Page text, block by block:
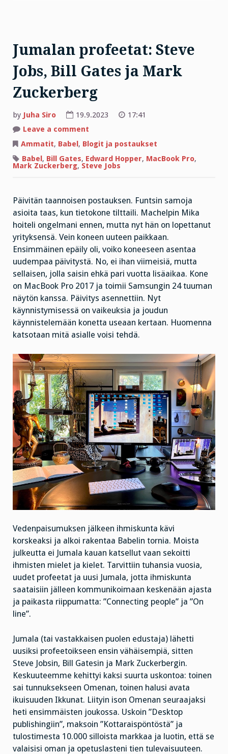
Jumalan profeetat: Steve
Jobs, Bill Gates ja Mark
Zuckerberg
by Juha Siro 19.9.2023
17:41
Leave a comment
profeetat:
Steve
Jobs,
Bill
Gates
Ammatit, Babel , Blogit ja postaukset
Babel, Bill Gates, Edward Hopper, MacBook Pro,
Mark Zuckerberg, Steve Jobs
Päivitän taannoisen postauksen. Funtsin samoja
asioita taas, kun tietokone tilttaili. Machelpin Mika
hoiteli ongelmani ennen, mutta nyt hän on lopettanut
yrityksensä. Vein koneen uuteen paikkaan.
Ensimmäinen epäily oli, voiko koneeseen asentaa
uudempaa päivitystä. No, ei ihan viimeisiä, mutta
sellaisen, jolla saisin ehkä pari vuotta lisäaikaa. Kone
on MacBook Pro 2017 ja toimii Samsungin 24 tuuman
näytön kanssa. Päivitys asennettiin. Nyt
käynnistymisessä on vaikeuksia ja joudun
käynnistelemään konetta useaan kertaan. Huomenna
katsotaan mitä asialle voisi tehdä.
Vedenpaisumuksen jälkeen ihmiskunta kävi
korskeaksi ja alkoi rakentaa Babelin tornia. Moista
julkeutta ei Jumala kauan katsellut vaan sekoitti
ihmisten mielet ja kielet. Tarvittiin tuhansia vuosia,
uudet profeetat ja uusi Jumala, jotta ihmiskunta
saataisiin jälleen kommunikoimaan keskenään ajasta
ja paikasta riippumatta: ”Connecting people” ja ”On
line”.
Jumala (tai vastakkaisen puolen edustaja) lähetti
uusiksi profeetoikseen ensin vähäisempiä, sitten
Steve Jobsin, Bill Gatesin ja Mark Zuckerbergin.
Keskuuteemme kehittyi kaksi suurta uskontoa: toinen
sai tunnuksekseen Omenan, toinen halusi avata
ikuisuuden Ikkunat. Liityin ison Omenan seuraajaksi
heti ensimmäisten joukossa. Uskoin ”Desktop
publishingiin”, maksoin ”Kottaraispöntöstä” ja
tulostimesta 10.000 silloista markkaa ja luotin, että se
valaisisi oman ja opetuslasteni tien tulevaisuuteen.